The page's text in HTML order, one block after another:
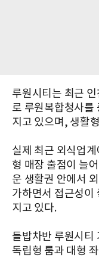
루원시티는 최근
로 루원복합청사를
지고 있으며, 생활
실제 최근 외식업
형 매장 출점이 늘
운 생활권 안에서
가하면서 접근성이
지고 있다.
들밥차반 루원시티
독립형 룸과 대형